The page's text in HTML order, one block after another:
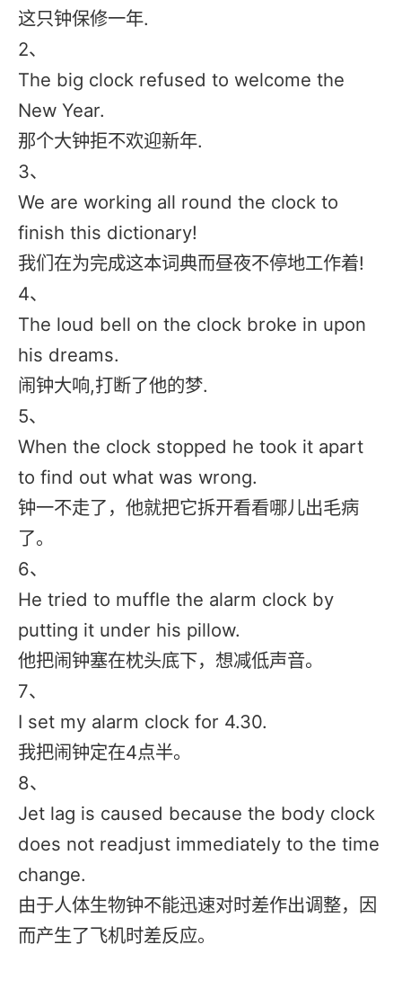
这只钟保修一年.
2、
The big clock refused to welcome the
New Year.
那个大钟拒不欢迎新年.
3、
We are working all round the clock to
finish this dictionary!
我们在为完成这本词典而昼夜不停地工作着!
4、
The loud bell on the clock broke in upon
his dreams.
闹钟大响,打断了他的梦.
5、
When the clock stopped he took it apart
to find out what was wrong.
钟一不走了，他就把它拆开看看哪儿出毛病
了。
6、
He tried to muffle the alarm clock by
putting it under his pillow.
他把闹钟塞在枕头底下，想减低声音。
7、
I set my alarm clock for 4.30.
我把闹钟定在4点半。
8、
Jet lag is caused because the body clock
does not readjust immediately to the time
change.
由于人体生物钟不能迅速对时差作出调整，因
而产生了飞机时差反应。